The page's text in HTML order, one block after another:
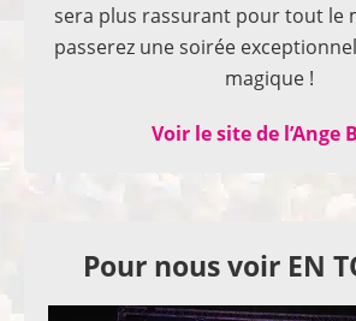
sera plus rassurant pour tout le
passerez une soirée
magique !
Voir le site de l’Ange
Pour nous voir EN